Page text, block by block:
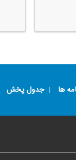
ها جدول پخش